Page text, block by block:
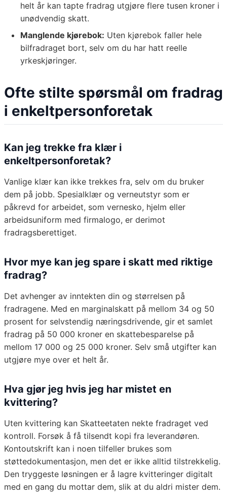
helt år kan tapte fradrag utgjøre flere tusen kroner i
unødvendig skatt.
Manglende kjørebok: Uten kjørebok faller hele
bilfradraget bort, selv om du har hatt reelle
yrkeskjøringer.
Ofte stilte spørsmål om fradrag
i enkeltpersonforetak
Kan jeg trekke fra klær i
enkeltpersonforetak?
Vanlige klær kan ikke trekkes fra, selv om du bruker
dem på jobb. Spesialklær og verneutstyr som er
påkrevd for arbeidet, som vernesko, hjelm eller
arbeidsuniform med firmalogo, er derimot
fradragsberettiget.
Hvor mye kan jeg spare i skatt med riktige
fradrag?
Det avhenger av inntekten din og størrelsen på
fradragene. Med en marginalskatt på mellom 34 og 50
prosent for selvstendig næringsdrivende, gir et samlet
fradrag på 50 000 kroner en skattebesparelse på
mellom 17 000 og 25 000 kroner. Selv små utgifter kan
utgjøre mye over et helt år.
Hva gjør jeg hvis jeg har mistet en
kvittering?
Uten kvittering kan Skatteetaten nekte fradraget ved
kontroll. Forsøk å få tilsendt kopi fra leverandøren.
Kontoutskrift kan i noen tilfeller brukes som
støttedokumentasjon, men det er ikke alltid tilstrekkelig.
Den tryggeste løsningen er å lagre kvitteringer digitalt
med en gang du mottar dem, slik at du aldri mister dem.